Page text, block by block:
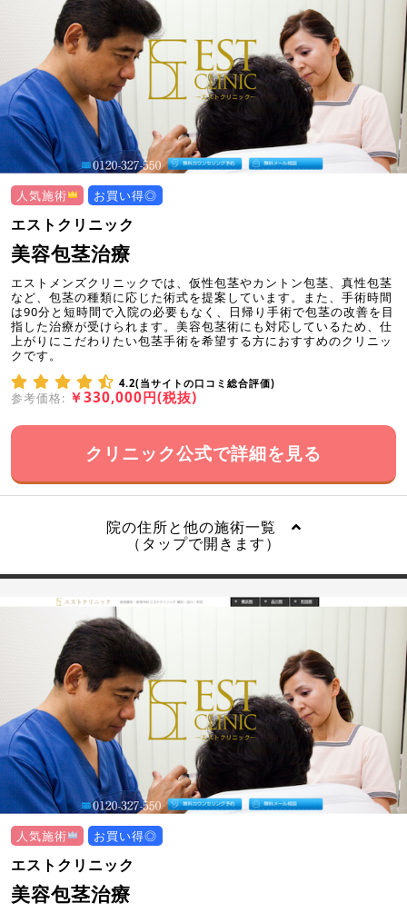
人気施術 お買い得◎
エストクリニック
美容包茎治療
エストメンズクリニックでは、仮性包茎やカントン包茎、真性包茎
など、包茎の種類に応じた術式を提案しています。また、手術時間
は90分と短時間で入院の必要もなく、日帰り手術で包茎の改善を目
指した治療が受けられます。美容包茎術にも対応しているため、仕
上がりにこだわりたい包茎手術を希望する方におすすめのクリニッ
クです。
4.2(当サイトの口コミ総合評価)
参考価格: ￥330,000円(税抜)
クリニック公式で詳細を見る
院の住所と他の施術一覧
（タップで開きます）
人気施術 お買い得◎
エストクリニック
美容包茎治療